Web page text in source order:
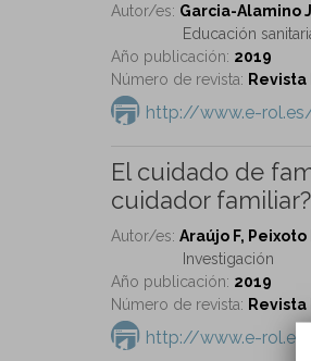
Autor/es: Garcia-Alamino
Educación
Año publicación: 2019
Número de revista:
http://www.e-
El cuidado de
cuidador
Autor/es: Araújo F,
Investigación
Año publicación: 2019
Número de revista:
http://www.e-rol.es/